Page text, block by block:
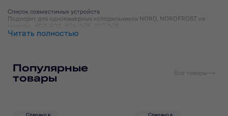
Список совместимых устройств
Подходит для однокамерных холодильников NORD, NORDFROST на
Читать полностью
Популярные
товары
Все товары